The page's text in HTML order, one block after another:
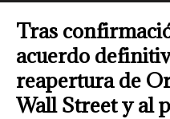
Tras
acuerdo
reapertura de
Wall Street y al